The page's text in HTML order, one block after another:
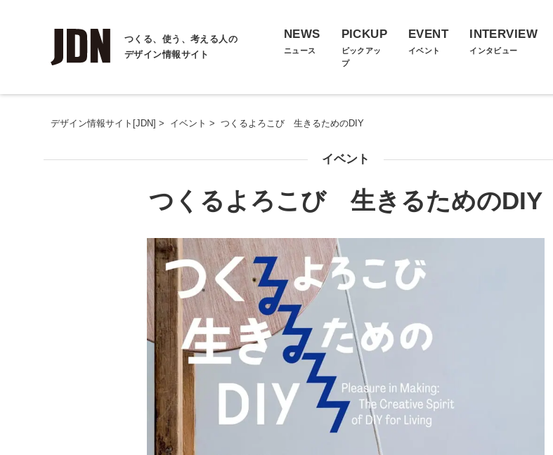
つくる、使う、考える人の
デザイン情報サイト
NEWS
ニュース
PICKUP
ピックアッ
プ
EVENT
イベント
INTERVIEW
インタビュー
デザイン情報サイト[JDN] > イベント > つくるよろこび 生きるためのDIY
イベント
つくるよろこび 生きるためのDIY